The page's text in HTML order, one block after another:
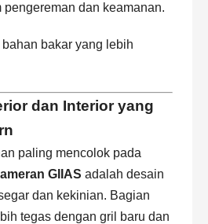
pengereman dan keamanan.
bakar yang lebih
dan Interior yang
paling mencolok pada
GIIAS adalah desain
dan kekinian. Bagian
tegas dengan gril baru dan